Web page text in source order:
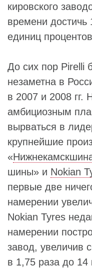
кировского
времени
единиц
До сих пор Pirelli
незаметна в
в 2007 и 2008 гг.
амбициозным
вырваться в
крупнейшие
«
шины» и Nokian
первые две
намерении
Nokian Tyres
намерении
завод, увеличив
в 1,75 раза до 14